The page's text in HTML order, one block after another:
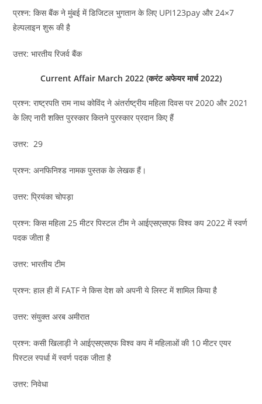
प्रश्न: किस बैंक ने मुंबई में डिजिटल भुगतान के लिए UPI123pay और 24×7
हेल्पलाइन शुरू की है
उत्तर: भारतीय रिजर्व बैंक
Current Affair March 2022 (करंट अफेयर मार्च 2022)
प्रश्न: राष्ट्रपति राम नाथ कोविंद ने अंतर्राष्ट्रीय महिला दिवस पर 2020 और 2021
के लिए नारी शक्ति पुरस्कार कितने पुरस्कार प्रदान किए हैं
उत्तर: 29
प्रश्न: अनफिनिश्ड नामक पुस्तक के लेखक हैं।
उत्तर: प्रियंका चोपड़ा
प्रश्न: किस महिला 25 मीटर पिस्टल टीम ने आईएसएसएफ विश्व कप 2022 में स्वर्ण
पदक जीता है
उत्तर: भारतीय टीम
प्रश्न: हाल ही में FATF ने किस देश को अपनी ये लिस्ट में शामिल किया है
उत्तर: संयुक्त अरब अमीरात
प्रश्न: कसी खिलाड़ी ने आईएसएसएफ विश्व कप में महिलाओं की 10 मीटर एयर
पिस्टल स्पर्धा में स्वर्ण पदक जीता है
उत्तर: निवेधा